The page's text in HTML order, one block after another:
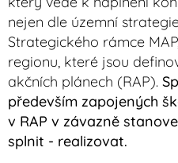
nejen dle územní
Strategického rámce
regionu, které jsou
akčních plánech (RAP).
především zapojených
v RAP v závazně
splnit - realizovat.